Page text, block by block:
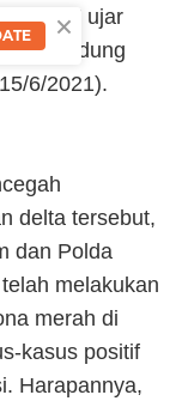
ujar
di Gedung
6/2021).
delta tersebut,
dan Polda
melakukan
merah di
kasus positif
Harapannya,
×